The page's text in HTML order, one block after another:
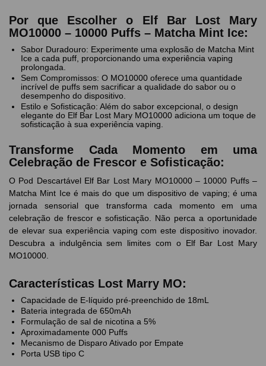
Por que Escolher o Elf Bar Lost Mary
MO10000 – 10000 Puffs – Matcha Mint Ice:
Sabor Duradouro: Experimente uma explosão de Matcha Mint
Ice a cada puff, proporcionando uma experiência vaping
prolongada.
Sem Compromissos: O MO10000 oferece uma quantidade
incrível de puffs sem sacrificar a qualidade do sabor ou o
desempenho do dispositivo.
Estilo e Sofisticação: Além do sabor excepcional, o design
elegante do Elf Bar Lost Mary MO10000 adiciona um toque de
sofisticação à sua experiência vaping.
Transforme Cada Momento em uma
Celebração de Frescor e Sofisticação:
O Pod Descartável Elf Bar Lost Mary MO10000 – 10000 Puffs –
Matcha Mint Ice é mais do que um dispositivo de vaping; é uma
jornada sensorial que transforma cada momento em uma
celebração de frescor e sofisticação. Não perca a oportunidade
de elevar sua experiência vaping com este dispositivo inovador.
Descubra a indulgência sem limites com o Elf Bar Lost Mary
MO10000.
Características Lost Marry MO:
Capacidade de E-líquido pré-preenchido de 18mL
Bateria integrada de 650mAh
Formulação de sal de nicotina a 5%
Aproximadamente 000 Puffs
Mecanismo de Disparo Ativado por Empate
Porta USB tipo C